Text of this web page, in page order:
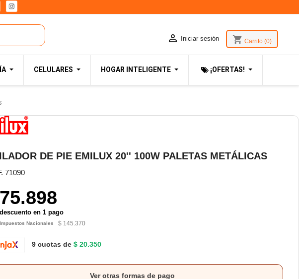
 Iniciar sesión shopping_cart Carrito (0)
CELULARES HOGAR INTELIGENTE ¡OFERTAS!
DE PIE EMILUX 20'' 100W PALETAS METÁLICAS
71090
en 1 pago
Nacionales $ 145.370
9 cuotas de $ 20.350
Ver otras formas de pago